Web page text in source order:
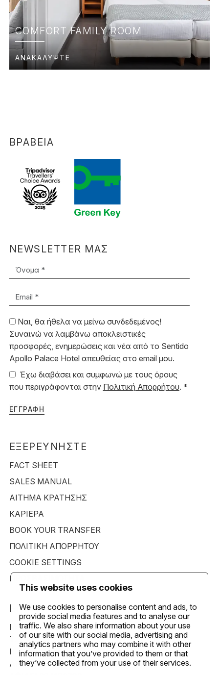
This website uses cookies
We use cookies to personalise content and ads, to
provide social media features and to analyse our
traffic. We also share information about your use
of our site with our social media, advertising and
analytics partners who may combine it with other
information that you’ve provided to them or that
they’ve collected from your use of their services.
COMFORT FAMILY ROOM
ΑΝΑΚΑΛΥΨΤΕ
ΒΡΑΒΕΙΑ
NEWSLETTER ΜΑΣ
Όνομα *
Email *
Ναι, θα ήθελα να μείνω συνδεδεμένος!
Συναινώ να λαμβάνω αποκλειστικές
προσφορές, ενημερώσεις και νέα από το Sentido
Apollo Palace Hotel απευθείας στο email μου.
Έχω διαβάσει και συμφωνώ με τους όρους
που περιγράφονται στην Πολιτική Απορρήτου. *
ΕΓΓΡΑΦΗ
ΕΞΕΡΕΥΝΗΣΤΕ
FACT SHEET
SALES MANUAL
ΑΙΤΗΜΑ ΚΡΑΤΗΣΗΣ
ΚΑΡΙΕΡΑ
BOOK YOUR TRANSFER
ΠΟΛΙΤΙΚΗ ΑΠΟΡΡΗΤΟΥ
COOKIE SETTINGS
ΠΡΟΣΒΑΣΙΜΟΤΗΤΑ
ΕΠΙΚΟΙΝΩΝΙΑ
Μεσογγή, Κέρκυρα, Επτάνησα 49080, Ελλάδα,
T. +30 26610 75035
E.
reservations@apollopalace-corfu.com
ΑΡ. ΓΕΜΗ 121747433000,